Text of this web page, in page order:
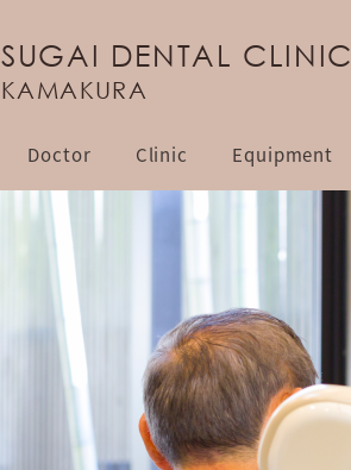
SUGAI DENTAL CLINIC
KAMAKURA
Doctor Clinic Equipment